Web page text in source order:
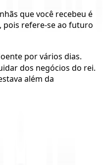
que você recebeu é
pois refere-se ao futuro
por vários dias.
dos negócios do rei.
além da